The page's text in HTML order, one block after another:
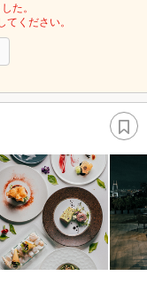
た。
ください。